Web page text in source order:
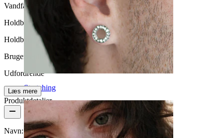
Stretching
Vandfast
Holdbarhed
Holdbar
Brugervenlighed
Udfordrende
Læs mere
Produktdetaljer
Navn:Extension til dermal anchor